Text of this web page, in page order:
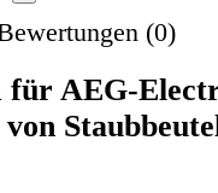
(0)
für AEG-